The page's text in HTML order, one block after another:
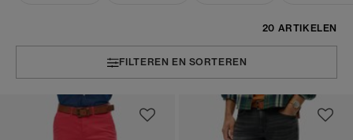
20 ARTIKELEN
FILTEREN EN SORTEREN